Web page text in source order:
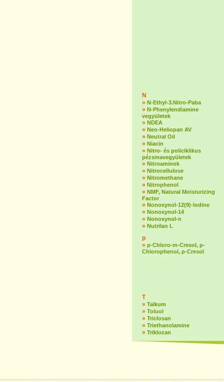
N
» N-Ethyl-3.Nitro-Paba
» N-Phenylendiamine
vegyületek
» NDEA
» Neo-Heliopan AV
» Neutral Oil
» Niacin
» Nitro- és policiklikus
pézsmavegyületek
» Nitroaminok
» Nitrocellulose
» Nitromethane
» Nitrophenol
» NMF, Natural Moisturizing
Factor
» Nonoxynol-12(9)-lodine
» Nonoxynol-14
» Nonoxynol-n
» Nutrilan L
p
» p-Chloro-m-Cresol, p-
Chlorophenol, p-Cresol
T
» Talkum
» Toluol
» Triclosan
» Triethanolamine
» Triklozan